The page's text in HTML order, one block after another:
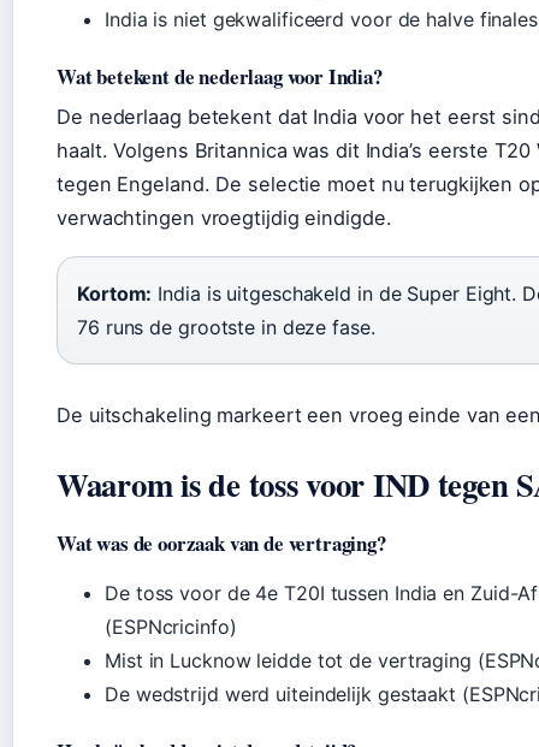
India is niet gekwalificeerd voor de halve
Wat betekent de nederlaag voor India?
De nederlaag betekent dat India voor het eerst
haalt. Volgens Britannica was dit India’s eerste
tegen Engeland. De selectie moet nu terugkijken
verwachtingen vroegtijdig eindigde.
Kortom: India is uitgeschakeld in de Super Eight.
76 runs de grootste in deze fase.
De uitschakeling markeert een vroeg einde van
Waarom is de toss voor IND tegen
Wat was de oorzaak van de vertraging?
De toss voor de 4e T20I tussen India en Zuid-
(ESPNcricinfo)
Mist in Lucknow leidde tot de vertraging
De wedstrijd werd uiteindelijk gestaakt